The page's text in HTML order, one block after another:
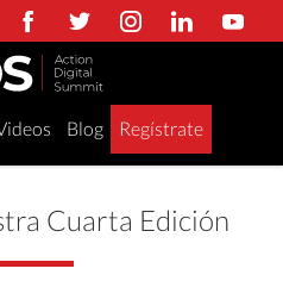
Blog Regístrate
Cuarta Edición